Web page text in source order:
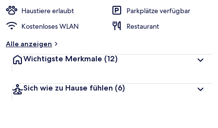
Haustiere erlaubt
Parkplätze verfügbar
Kostenloses WLAN
Restaurant
Alle anzeigen
Wichtigste Merkmale (12)
Sich wie zu Hause fühlen (6)